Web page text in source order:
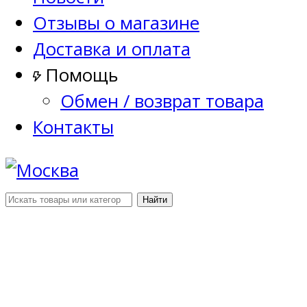
Отзывы о магазине
Доставка и оплата
Помощь
Обмен / возврат товара
Контакты
Найти